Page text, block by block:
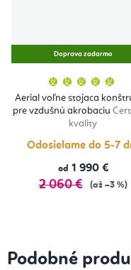
Doprava zadarmo
Aerial voľne stojaca
pre vzdušnú akrobaciu
kvality
je
5,0
Odosielame do 5-7
od 1 990 €
2 060 € (až –3 %)
Podobné